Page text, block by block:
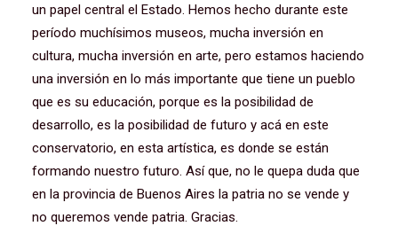
un papel central el Estado. Hemos hecho durante este
período muchísimos museos, mucha inversión en
cultura, mucha inversión en arte, pero estamos haciendo
una inversión en lo más importante que tiene un pueblo
que es su educación, porque es la posibilidad de
desarrollo, es la posibilidad de futuro y acá en este
conservatorio, en esta artística, es donde se están
formando nuestro futuro. Así que, no le quepa duda que
en la provincia de Buenos Aires la patria no se vende y
no queremos vende patria. Gracias.